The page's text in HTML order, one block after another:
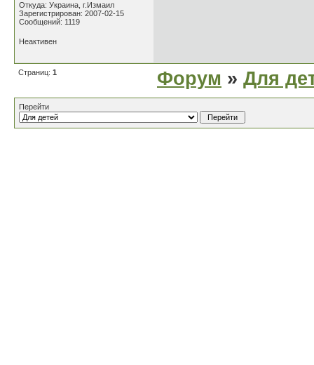
Откуда: Украина, г.Измаил
Зарегистрирован: 2007-02-15
Сообщений: 1119
Неактивен
Страниц: 1 Форум » Для
Перейти